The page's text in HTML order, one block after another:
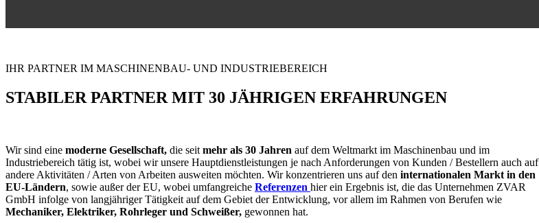
IHR PARTNER IM MASCHINENBAU- UND INDUSTRIEBEREICH
STABILER PARTNER MIT 30 JÄHRIGEN ERFAHRUNGEN
Wir sind eine moderne Gesellschaft, die seit mehr als 30 Jahren auf dem Weltmarkt im Maschinenbau und im
Industriebereich tätig ist, wobei wir unsere Hauptdienstleistungen je nach Anforderungen von Kunden / Bestellern auch auf
andere Aktivitäten / Arten von Arbeiten ausweiten möchten. Wir konzentrieren uns auf den internationalen Markt in den
EU-Ländern, sowie außer der EU, wobei umfangreiche Referenzen hier ein Ergebnis ist, die das Unternehmen ZVAR
GmbH infolge von langjähriger Tätigkeit auf dem Gebiet der Entwicklung, vor allem im Rahmen von Berufen wie
Mechaniker, Elektriker, Rohrleger und Schweißer, gewonnen hat.